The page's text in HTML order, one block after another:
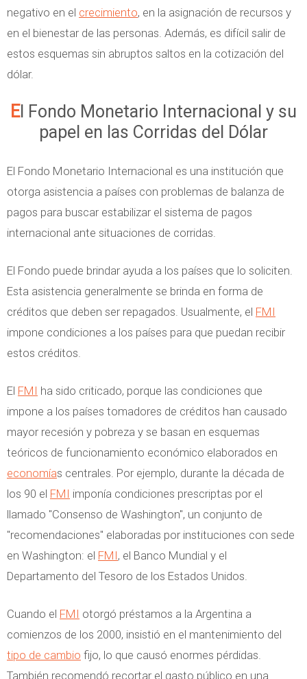
negativo en el crecimiento, en la asignación de recursos y
en el bienestar de las personas. Además, es difícil salir de
estos esquemas sin abruptos saltos en la cotización del
dólar.
El Fondo Monetario Internacional y su
papel en las Corridas del Dólar
El Fondo Monetario Internacional es una institución que
otorga asistencia a países con problemas de balanza de
pagos para buscar estabilizar el sistema de pagos
internacional ante situaciones de corridas.
El Fondo puede brindar ayuda a los países que lo soliciten.
Esta asistencia generalmente se brinda en forma de
créditos que deben ser repagados. Usualmente, el FMI
impone condiciones a los países para que puedan recibir
estos créditos.
El FMI ha sido criticado, porque las condiciones que
impone a los países tomadores de créditos han causado
mayor recesión y pobreza y se basan en esquemas
teóricos de funcionamiento económico elaborados en
economías centrales. Por ejemplo, durante la década de
los 90 el FMI imponía condiciones prescriptas por el
llamado "Consenso de Washington", un conjunto de
"recomendaciones" elaboradas por instituciones con sede
en Washington: el FMI, el Banco Mundial y el
Departamento del Tesoro de los Estados Unidos.
Cuando el FMI otorgó préstamos a la Argentina a
comienzos de los 2000, insistió en el mantenimiento del
tipo de cambio fijo, lo que causó enormes pérdidas.
También recomendó recortar el gasto público en una